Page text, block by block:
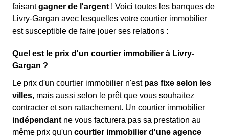
faisantgagner de l'argent ! Voici toutes les banques de
Livry-Gargan avec lesquelles votre courtier immobilier
est susceptible de faire jouer ses relations :
Quel est le prix d'un courtier immobilier à Livry-
Gargan ?
Le prix d'un courtier immobilier n'est pas fixe selon les
villes, mais aussi selon le prêt que vous souhaitez
contracter et son rattachement. Un courtier immobilier
indépendant ne vous facturera pas sa prestation au
même prix qu'un courtier immobilier d'une agence